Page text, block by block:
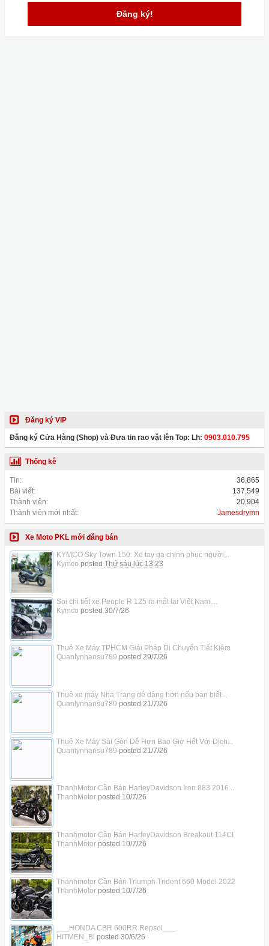
Đăng ký!
Đăng ký VIP
Đăng ký Cửa Hàng (Shop) và Đưa tin rao vặt lên Top: Lh: 0903.010.795
Thống kê
Tin:
36,865
Bài viết:
137,549
Thành viên:
20,904
Thành viên mới nhất:
Jamesdrymn
Xe Moto PKL mới đăng bán
KYMCO Sky Town 150: Xe tay ga chinh phục người...
Kymco posted Thứ sáu lúc 13:23
Soi chi tiết xe People R 125 ra mắt tại Việt Nam,...
Kymco posted 30/7/26
Thuê Xe Máy TPHCM Giải Pháp Di Chuyển Tiết Kiệm
Quanlynhansu789 posted 29/7/26
Thuê xe máy Nha Trang dễ dàng hơn nếu bạn biết...
Quanlynhansu789 posted 21/7/26
Thuê Xe Máy Sài Gòn Dễ Hơn Bao Giờ Hết Với Dịch...
Quanlynhansu789 posted 21/7/26
ThanhMotor Cần Bán HarleyDavidson Iron 883 2016...
ThanhMotorposted 10/7/26
Thanhmotor Cần Bán HarleyDavidson Breakout 114CI
ThanhMotorposted 10/7/26
Thanhmotor Cần Bán Triumph Trident 660 Model 2022
ThanhMotorposted 10/7/26
___HONDA CBR 600RR Repsol___
HITMEN_Bi posted 30/6/26